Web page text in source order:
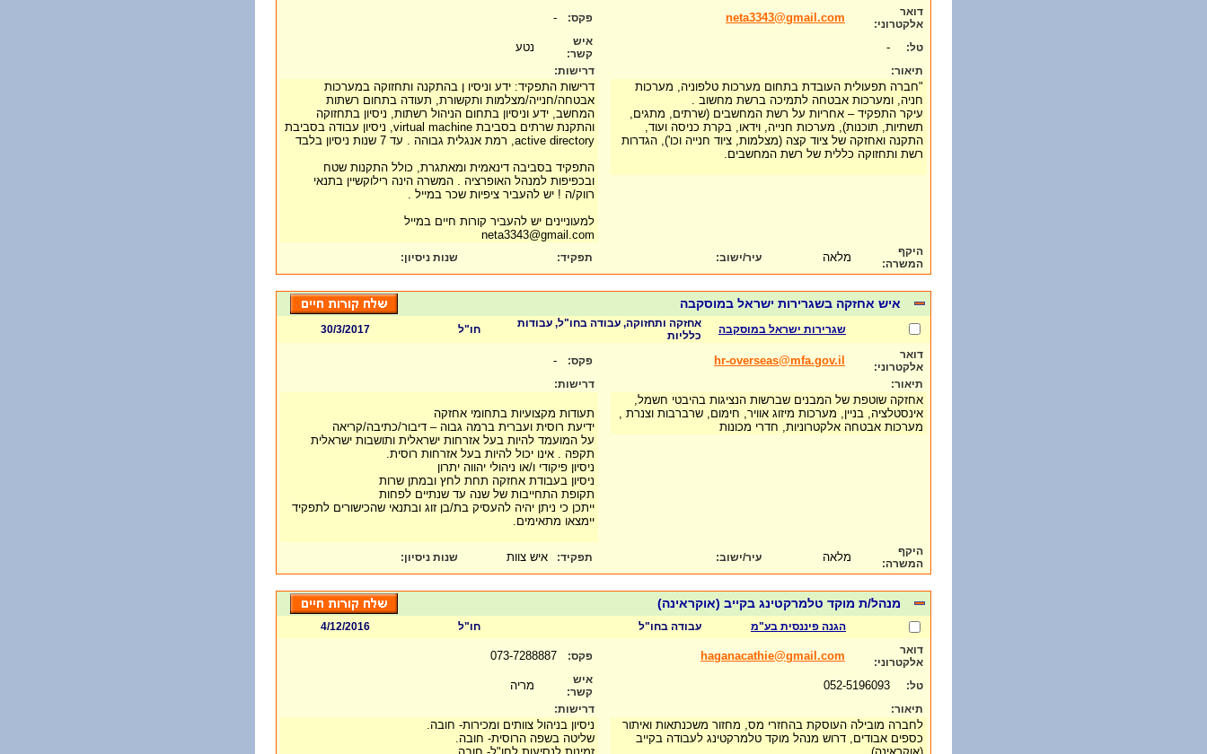
דואר
אלקטרוני:
neta3343@gmail.com פקס: -
טל: -
איש
קשר:
נטע
תיאור:
"חברה תפעולית העובדת בתחום מערכות טלפוניה, מערכות
חניה, ומערכות אבטחה לתמיכה ברשת מחשוב .
עיקר התפקיד – אחריות על רשת המחשבים (שרתים, מתגים,
תשתיות, תוכנות), מערכות חנייה, וידאו, בקרת כניסה ועוד,
התקנה ואחזקה של ציוד קצה (מצלמות, ציוד חנייה וכו'), הגדרות
רשת ותחזוקה כללית של רשת המחשבים.
דרישות:
דרישות התפקיד: ידע וניסיו ן בהתקנה ותחזוקה במערכות
אבטחה/חנייה/מצלמות ותקשורת, תעודה בתחום רשתות
המחשב, ידע וניסיון בתחום הניהול רשתות, ניסיון בתחזוקה
והתקנת שרתים בסביבת virtual machine, ניסיון עבודה בסביבת
active directory, רמת אנגלית גבוהה . עד 7 שנות ניסיון בלבד
התפקיד בסביבה דינאמית ומאתגרת, כולל התקנות שטח
ובכפיפות למנהל האופרציה . המשרה הינה רילוקשיין בתנאי
רווק/ה ! יש להעביר ציפיות שכר במייל .
למעוניינים יש להעביר קורות חיים במייל
neta3343@gmail.com
היקף
המשרה:
מלאה עיר/ישוב: תפקיד: שנות ניסיון:
איש אחזקה בשגרירות ישראל במוסקבה
שגרירות ישראל במוסקבה
אחזקה ותחזוקה, עבודה בחו"ל, עבודות
כלליות
חו"ל
30/3/2017
דואר
אלקטרוני:
hr-overseas@mfa.gov.il פקס: -
תיאור:
אחזקה שוטפת של המבנים שברשות הנציגות בהיבטי חשמל,
אינסטלציה, בניין, מערכות מיזוג אוויר, חימום, שרברבות וצנרת ,
מערכות אבטחה אלקטרוניות, חדרי מכונות
דרישות:
תעודות מקצועיות בתחומי אחזקה
ידיעת רוסית ועברית ברמה גבוה – דיבור/כתיבה/קריאה
על המועמד להיות בעל אזרחות ישראלית ותושבות ישראלית
תקפה . אינו יכול להיות בעל אזרחות רוסית.
ניסיון פיקודי ו/או ניהולי יהווה יתרון
ניסיון בעבודת אחזקה תחת לחץ ובמתן שרות
תקופת התחייבות של שנה עד שנתיים לפחות
ייתכן כי ניתן יהיה להעסיק בת/בן זוג ובתנאי שהכישורים לתפקיד
יימצאו מתאימים.
היקף
המשרה:
מלאה עיר/ישוב: תפקיד: איש צוות שנות ניסיון:
מנהל/ת מוקד טלמרקטינג בקייב (אוקראינה)
הגנה פיננסית בע"מ עבודה בחו"ל חו"ל
4/12/2016
דואר
אלקטרוני:
haganacathie@gmail.com פקס:
טל:
איש
קשר:
מריה
תיאור:
לחברה מובילה העוסקת בהחזרי מס, מחזור משכנתאות ואיתור
כספים אבודים, דרוש מנהל מוקד טלמרקטינג לעבודה בקייב
דרישות:
ניסיון בניהול צוותים ומכירות- חובה.
שליטה בשפה הרוסית- חובה.